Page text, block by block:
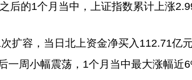
后的1个月当中，上证指数累计上涨
容，当日北上资金净买入112.71亿
一周小幅震荡，1个月当中最大涨幅近